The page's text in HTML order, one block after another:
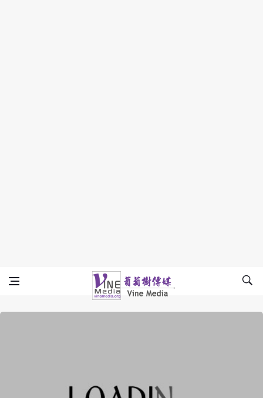
Vine Media
葡萄樹傳媒